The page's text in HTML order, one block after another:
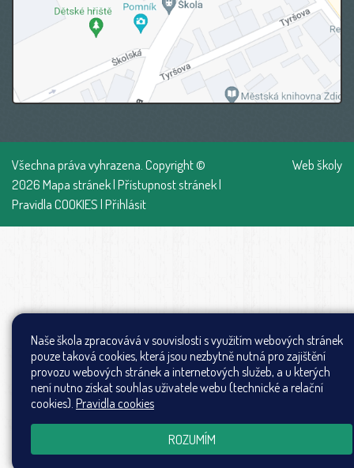
Všechna práva vyhrazena. Copyright ©
2026Mapa stránek|Přístupnost stránek|
Pravidla COOKIES|Přihlásit
Web školy
Naše škola zpracovává v souvislosti s využitím webových stránek
pouze taková cookies, která jsou nezbytně nutná pro zajištění
provozu webových stránek a internetových služeb, a u kterých
není nutno získat souhlas uživatele webu (technické a relační
cookies). Pravidla cookies
ROZUMÍM